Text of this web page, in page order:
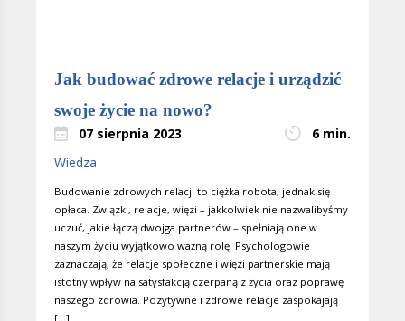
Jak budować zdrowe relacje i urządzić
swoje życie na nowo?
07 sierpnia 2023
6 min.
Wiedza
Budowanie zdrowych relacji to ciężka robota, jednak się
opłaca. Związki, relacje, więzi – jakkolwiek nie nazwalibyśmy
uczuć, jakie łączą dwojga partnerów – spełniają one w
naszym życiu wyjątkowo ważną rolę. Psychologowie
zaznaczają, że relacje społeczne i więzi partnerskie mają
istotny wpływ na satysfakcją czerpaną z życia oraz poprawę
naszego zdrowia. Pozytywne i zdrowe relacje zaspokajają
[…]